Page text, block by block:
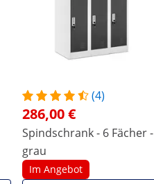
(4)
286,00 €
Spindschrank - 6 Fächer -
grau
Im Angebot